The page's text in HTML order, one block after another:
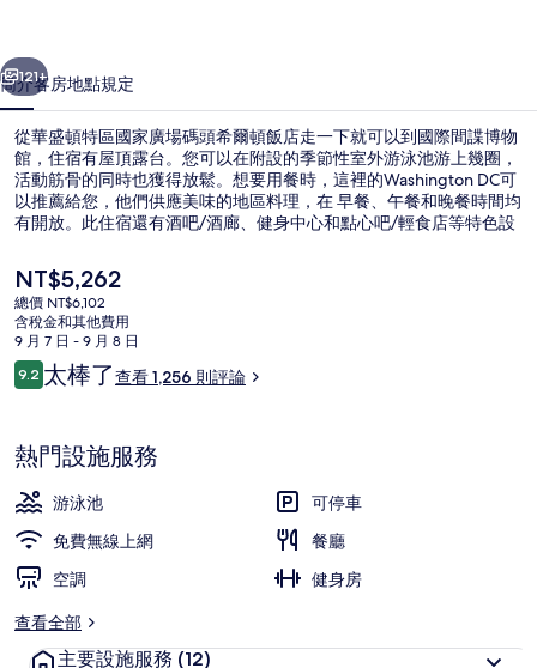
廣
場
碼
頭
希
爾
頓
飯
店
相
片
集
個 下一個
121+
簡介客房地點規定
從華盛頓特區國家廣場碼頭希爾頓飯店走一下就可以到國際間諜博物
館，住宿有屋頂露台。您可以在附設的季節性室外游泳池游上幾圈，
活動筋骨的同時也獲得放鬆。想要用餐時，這裡的Washington DC可
以推薦給您，他們供應美味的地區料理，在 早餐、午餐和晚餐時間均
有開放。此住宿還有酒吧/酒廊、健身中心和點心吧/輕食店等特色設
住宿到朗方廣場站只要 6 分鐘、到史密森尼學會站也只要 7 分鐘。
目
前
的
價
格
是
NT$5,262
總價 NT$6,102
含稅金和其他費用
9 月 7 日 - 9 月 8 日
評
論
9.29.2 分，滿分 10 分，
太棒了查看 1,256 則評論
熱門設施服務
游泳池
可停車
免費無線上網
餐廳
空調
健身房
查看全部
主要設施服務 (12)